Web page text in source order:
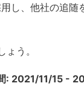
し、他社の追随
う。
: 2021/11/15 -